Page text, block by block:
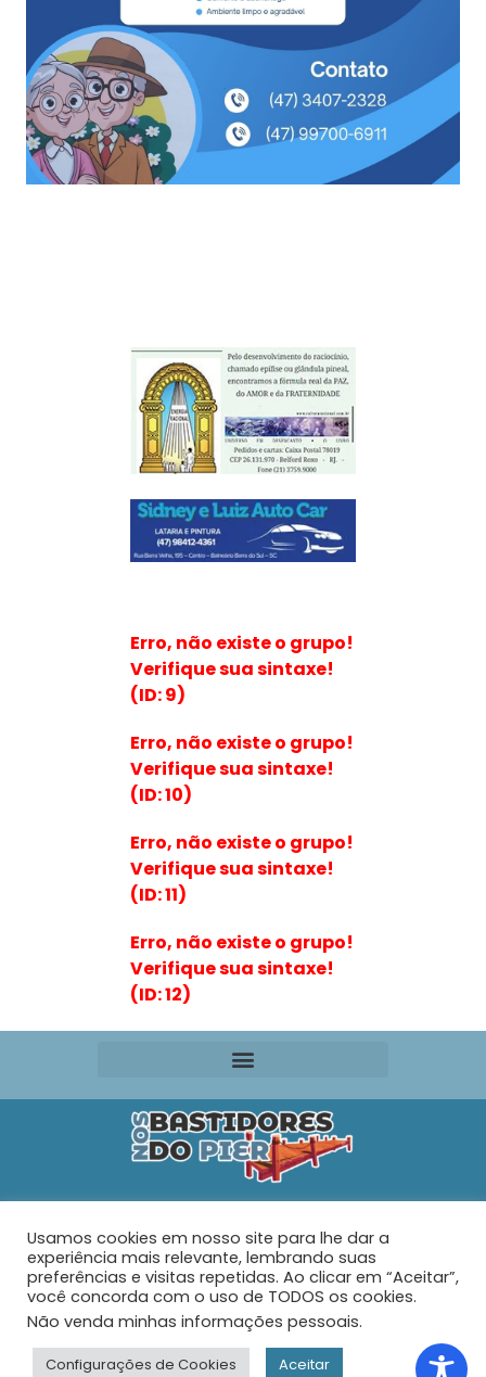
Erro, não existe o grupo!
Verifique sua sintaxe!
(ID: 9)
Erro, não existe o grupo!
Verifique sua sintaxe!
(ID: 10)
Erro, não existe o grupo!
Verifique sua sintaxe!
(ID: 11)
Erro, não existe o grupo!
Verifique sua sintaxe!
(ID: 12)
Rua Maria de Souza Santos Nº 159 – AP 401 –
Tabuleiro – Barra Velha – SC
© 2026 - Nos Bastidores do Pier - Todos os direitos
reservados.
Usamos cookies em nosso site para lhe dar a
experiência mais relevante, lembrando suas
preferências e visitas repetidas. Ao clicar em “Aceitar”,
você concorda com o uso de TODOS os cookies.
Não venda minhas informações pessoais.
Configurações de Cookies Aceitar